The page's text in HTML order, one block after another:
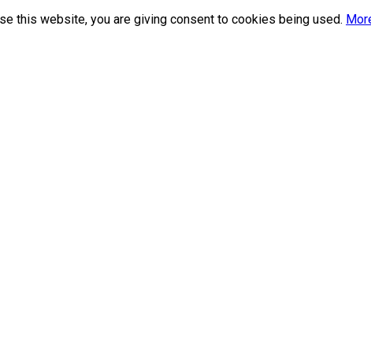
this website, you are giving consent to cookies being used.